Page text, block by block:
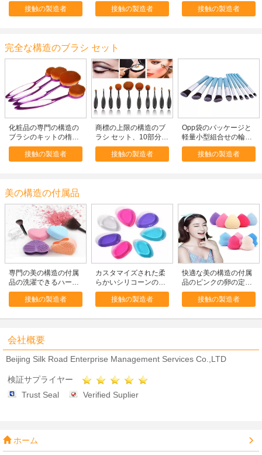
の印刷のロゴを黒くし
接触の製造者
チック接触の製造者
のパレットは赤面しま
接触の製造者
完全な構造のブラシ セット
化粧品の専門の構造の
ブラシのキットの楕円
形の歯ブラシの構造の
ブラシ接触の製造者
商標の上限の構造のブ
ラシ セット、10部分の
ブラシ セットを見る歯
ブラシ接触の製造者
Opp袋のパッケージと
軽量小型組合せの輪郭
の構造のブラシ セット
10のPC接触の製造者
美の構造の付属品
専門の美の構造の付属
品の洗濯できるハート
形のブラシ洗剤
接触の製造者
カスタマイズされた柔
らかいシリコーンの美
の混合機のスポンジ、
明確なシリコーンの構
接触の製造者
快適な美の構造の付属
品のピンクの卵の定形
スポンジの構造
接触の製造者
会社概要
Beijing Silk Road Enterprise Management Services Co.,LTD
検証サプライヤー
Trust Seal
Verified Suplier
ホーム